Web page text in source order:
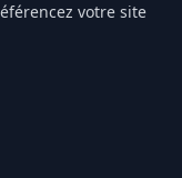
votre site